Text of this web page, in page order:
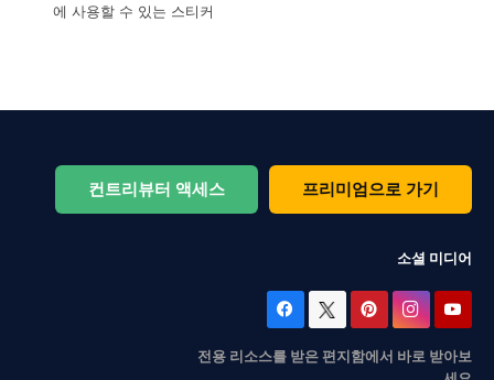
에 사용할 수 있는 스티커
컨트리뷰터 액세스 프리미엄으로 가기
소셜 미디어
전용 리소스를 받은 편지함에서 바로 받아보